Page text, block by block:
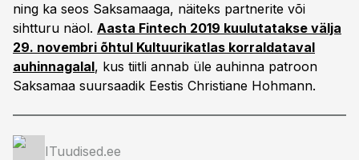
ning ka seos Saksamaaga, näiteks partnerite või
sihtturu näol. Aasta Fintech 2019 kuulutatakse välja
29. novembri õhtul Kultuurikatlas korraldataval
auhinnagalal, kus tiitli annab üle auhinna patroon
Saksamaa suursaadik Eestis Christiane Hohmann.
ITuudised.ee